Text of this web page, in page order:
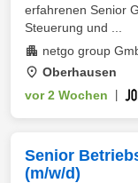
erfahrenen Senior
Steuerung und ...
netgo group
Oberhausen
vor 2 Wochen
Senior
(m/w/d)